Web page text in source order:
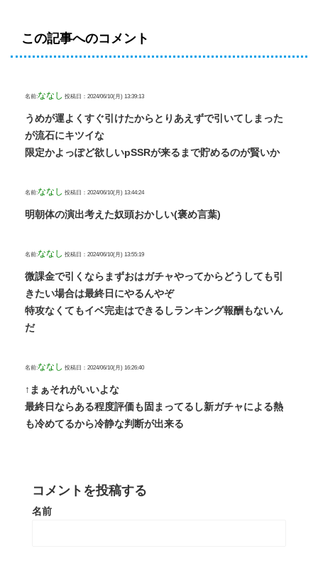
この記事へのコメント
名前:ななし 投稿日：2024/06/10(月) 13:39:13
うめが運よくすぐ引けたからとりあえずで引いてしまった
が流石にキツイな
限定かよっぽど欲しいpSSRが来るまで貯めるのが賢いか
名前:ななし 投稿日：2024/06/10(月) 13:44:24
明朝体の演出考えた奴頭おかしい(褒め言葉)
名前:ななし 投稿日：2024/06/10(月) 13:55:19
微課金で引くならまずおはガチャやってからどうしても引
きたい場合は最終日にやるんやぞ
特攻なくてもイベ完走はできるしランキング報酬もないん
だ
名前:ななし 投稿日：2024/06/10(月) 16:26:40
↑まぁそれがいいよな
最終日ならある程度評価も固まってるし新ガチャによる熱
も冷めてるから冷静な判断が出来る
コメントを投稿する
名前